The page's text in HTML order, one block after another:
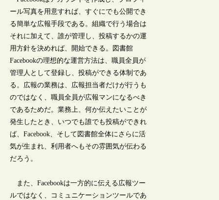
ール写真を用意すれば、すぐにでも公開でき
る簡単な広報手段である。組織で行う場合は
それに加えて、誰が管理し、投稿するかの運
用方針を決めれば、開始できる。図書館
Facebookの理想的な運営方法は、職員全員が
管理人として登録し、投稿ができる体制であ
る。広報の業務は、広報担当者だけが行うも
のではなく、職員全員が広報マンになるべき
であるためだ。業務上、何か伝えたいことが
発生したとき、いつでも誰でも投稿ができれ
ば、Facebook、そして図書館全体にさらに活
気が生まれ、利用者へもその雰囲気が伝わる
だろう。
また、Facebookは一方的に伝える広報ツー
ルではなく、コミュニケーションツールであ